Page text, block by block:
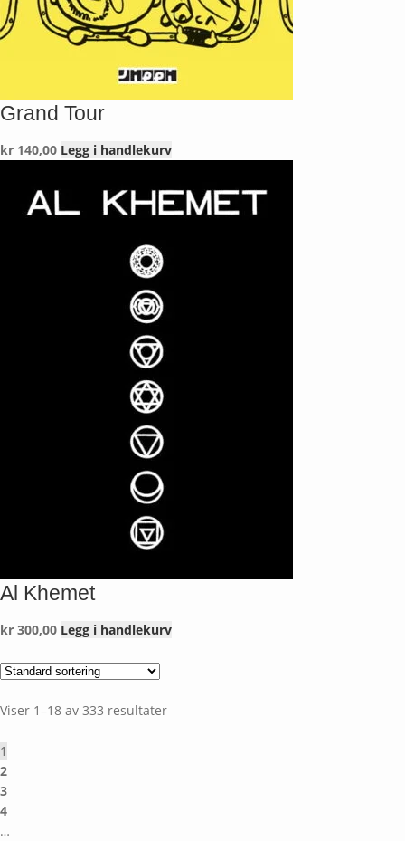
Grand Tour
kr 140,00 Legg i handlekurv
Al Khemet
kr 300,00 Legg i handlekurv
Viser 1–18 av 333 resultater
1
2
3
4
…